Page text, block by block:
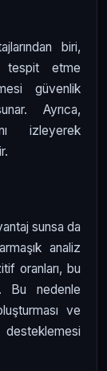
biri,
tespit etme
güvenlik
Ayrıca,
izleyerek
sunsa da
analiz
oranları, bu
Bu nedenle
ve